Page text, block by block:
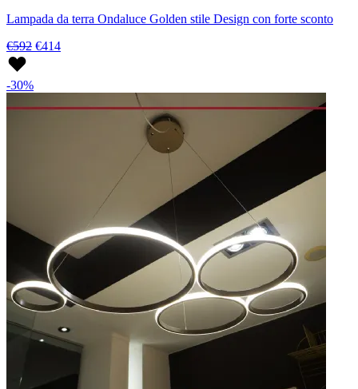
Lampada da terra Ondaluce Golden stile Design con forte sconto
€592 €414
-30%